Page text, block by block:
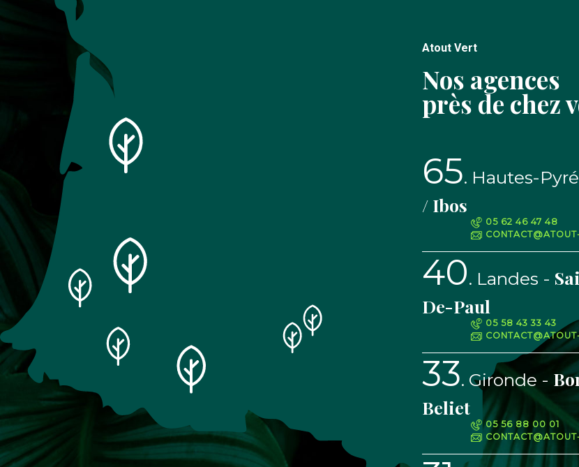
Atout Vert
Nos agences
près de chez
65 Hautes-
/ Ibos
05 62 46 47 48
40 Landes
De-Paul
05 58 43 33 43
33 Gironde
Beliet
05 56 88 00 01